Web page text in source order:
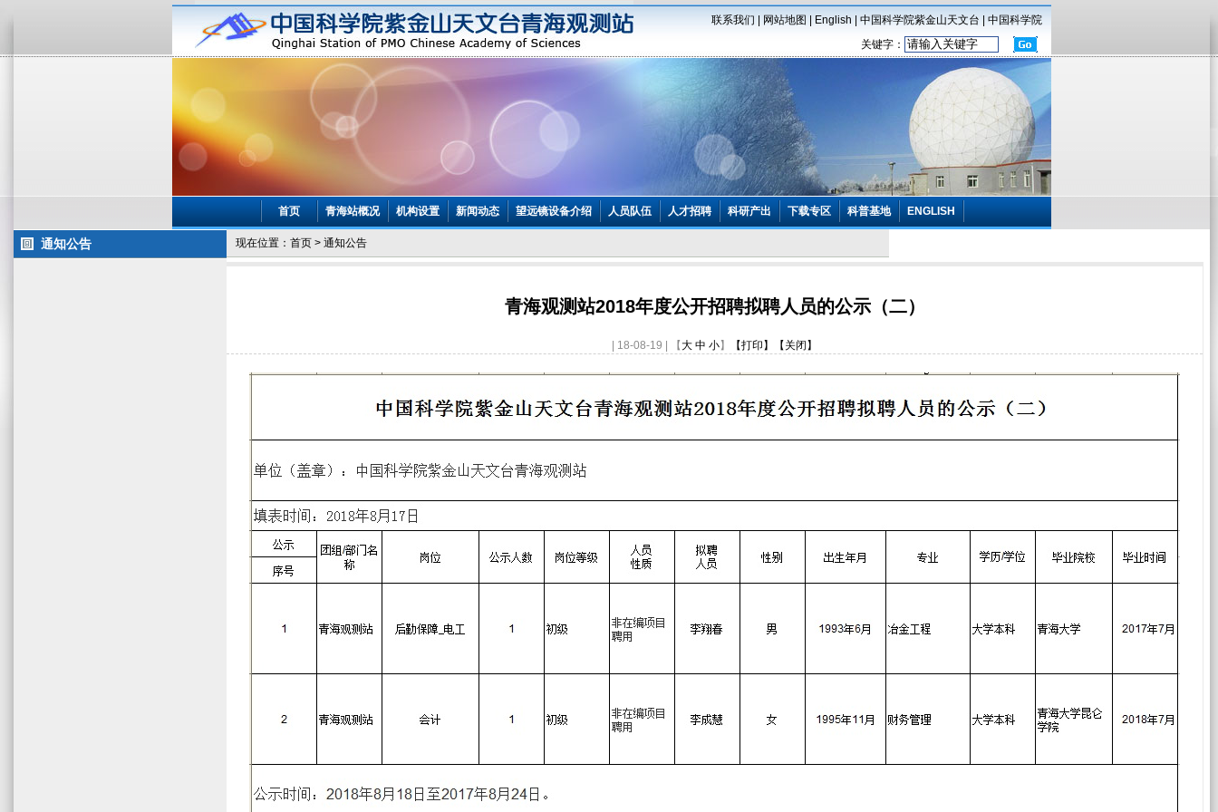
联系我们 网站地图 English 中国科学院紫金山天文台
中国科学院
关键字：
首页 青海站概况 机构设置 新闻动态 望远镜设备介绍 人员队伍 人才招聘 科研产出 下载专区 科普基地 ENGLISH
通知公告 现在位置： 首页 > 通知公告
青海观测站2018年度公开招聘拟聘人员的公示（二）
| 18-08-19 | 【大 中 小】 【打印】 【关闭】